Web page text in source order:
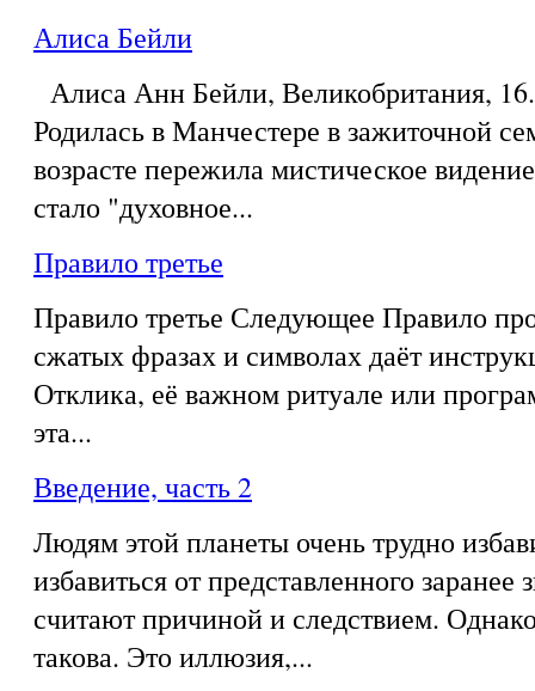
Алиса Бейли
Алиса Анн Бейли, Великобритания,
Родилась в Манчестере в зажиточной
возрасте пережила мистическое
стало "духовное...
Правило третье
Правило третье Следующее Правило
сжатых фразах и символах даёт
Отклика, её важном ритуале или
эта...
Введение, часть 2
Людям этой планеты очень трудно
избавиться от представленного заранее
считают причиной и следствием.
такова. Это иллюзия,...